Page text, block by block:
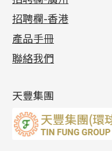
十字車花鏈系列
十字閃O鏈系列
十字錘打鏈系列
側身車花鏈系列
側身鏈系列
雙十字鏈系列
水波鏈系列
蛇骨鏈系列
鏈尾系列
螺絲迫系列
梅花迫系列
平臺迫系列
綫拍系列
美拍系列
耳環扣系列
耳綫/耳鈎系列
耳環爪頭
耳環
動感車花吊墜
調節珠系列
生圈扣系列
龍蝦扣系列
鴨俐制系列
字母吊墜
相盒吊墜
項鏈吊墜
生肖吊墜
其他類配件
珠盤系列
袖口鈕系列
焊片及鐳射綫
空心車花管
珠類配件
無孔光身珠
空心光身珠
無孔批花珠
六爪頭系列
車花片
動感車花片
鑲口戒指
鑲口手鏈系列
手镯系列
戒指系列
空心耳環
空心车花管首饰链
空心手鐲系列
貴金屬原料
千足金
記憶金屬系列
記憶戒指
拉簧珠珠手鏈
記憶鈦手鐲
各項證書(2)
相片集(9)
展覽會資訊
最新產品資訊
招聘欄-香港
產品手冊
聯絡我們
天豐集團